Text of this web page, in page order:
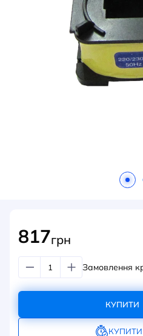
СИСТЕМИ ШИНОПРОВОДІВ ТА
817грн
Замовлення
КУПИТИ
КУПИТИ